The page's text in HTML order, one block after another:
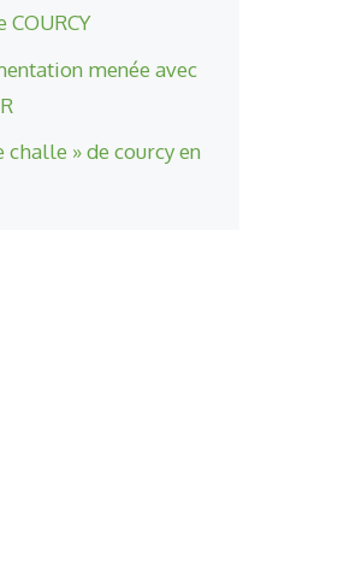
menée avec
challe » de courcy en